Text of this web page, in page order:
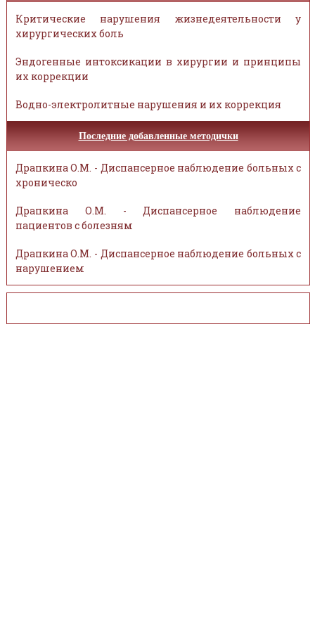
Критические нарушения жизнедеятельности у
хирургических боль
Эндогенные интоксикации в хирургии и принципы
их коррекции
Водно-электролитные нарушения и их коррекция
Последние добавленные методички
Драпкина О.М. - Диспансерное наблюдение больных с
хроническо
Драпкина О.М. - Диспансерное наблюдение
пациентов с болезням
Драпкина О.М. - Диспансерное наблюдение больных с
нарушением